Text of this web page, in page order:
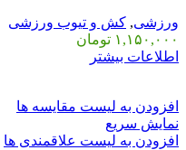
ورزشی, کش و تیوب ورزشی
۱,۱۵۰,۰۰۰ تومان
اطلاعات بیشتر
افزودن به لیست مقایسه ها
نمایش سریع
افزودن به لیست علاقمندی ها